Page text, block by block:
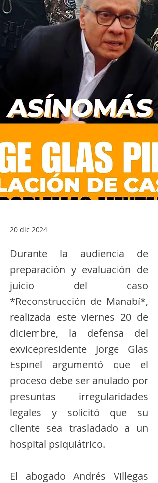
20 dic 2024
Durante la audiencia de
preparación y evaluación de
juicio del caso
*Reconstrucción de Manabí*,
realizada este viernes 20 de
diciembre, la defensa del
exvicepresidente Jorge Glas
Espinel argumentó que el
proceso debe ser anulado por
presuntas irregularidades
legales y solicitó que su
cliente sea trasladado a un
hospital psiquiátrico.
El abogado Andrés Villegas